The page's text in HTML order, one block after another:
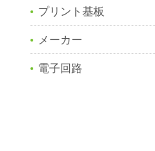
プリント基板
メーカー
電子回路